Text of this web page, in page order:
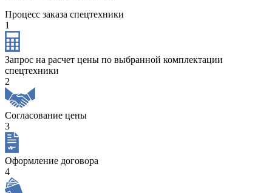
Процесс заказа спецтехники
1
Запрос на расчет цены по выбранной комплектации
спецтехники
2
Согласование цены
3
Оформление договора
4